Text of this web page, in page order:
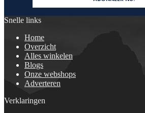
Snelle links
Home
Overzicht
Alles winkelen
Blogs
Onze webshops
Adverteren
Verklaringen